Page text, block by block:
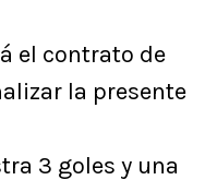
el contrato de
la presente
3 goles y una